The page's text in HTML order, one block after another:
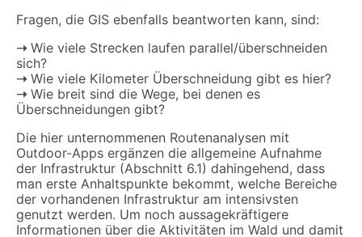
Fragen, die GIS ebenfalls beantworten kann, sind:
➝Wie viele Strecken laufen parallel/überschneiden
sich?
➝ Wie viele Kilometer Überschneidung gibt es hier?
➝ Wie breit sind die Wege, bei denen es
Überschneidungen gibt?
Die hier unternommenen Routenanalysen mit
Outdoor-Apps ergänzen die allgemeine Aufnahme
der Infrastruktur (Abschnitt 6.1) dahingehend, dass
man erste Anhaltspunkte bekommt, welche Bereiche
der vorhandenen Infrastruktur am intensivsten
genutzt werden. Um noch aussagekräftigere
Informationen über die Aktivitäten im Wald und damit